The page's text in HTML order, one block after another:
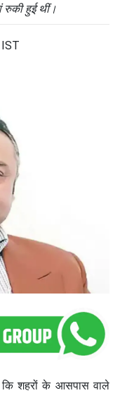
रुकी हुई थीं।
कि शहरों के आसपास वाले